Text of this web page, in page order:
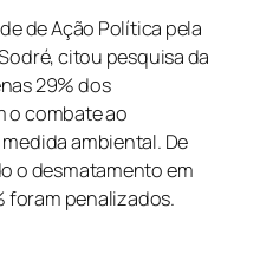
de Ação Política pela
citou pesquisa da
29% dos
o combate ao
ambiental. De
o desmatamento em
foram penalizados.